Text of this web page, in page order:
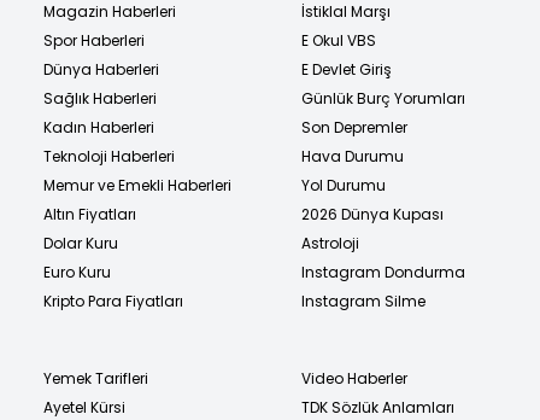
Magazin Haberleri
Spor Haberleri
Dünya Haberleri
Sağlık Haberleri
Kadın Haberleri
Teknoloji Haberleri
Memur ve Emekli Haberleri
Altın Fiyatları
Dolar Kuru
Euro Kuru
Kripto Para Fiyatları
İstiklal Marşı
E Okul VBS
E Devlet Giriş
Günlük Burç Yorumları
Son Depremler
Hava Durumu
Yol Durumu
2026 Dünya Kupası
Astroloji
Instagram Dondurma
Instagram Silme
Yemek Tarifleri
Ayetel Kürsi
Video Haberler
TDK Sözlük Anlamları